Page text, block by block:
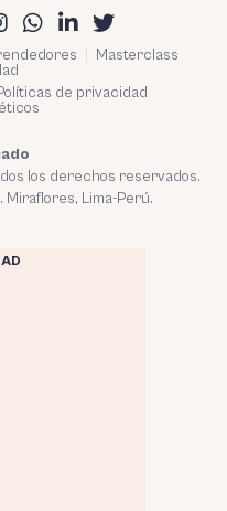
Masterclass
de privacidad
los derechos reservados.
Miraflores, Lima-Perú.